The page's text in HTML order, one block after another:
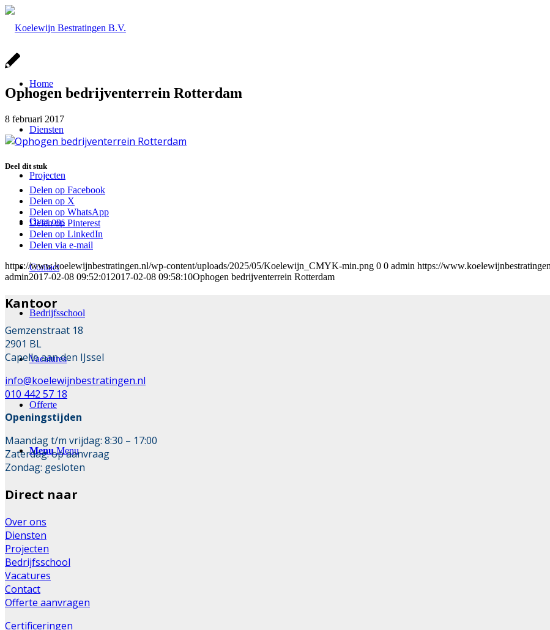
Home
Diensten
Projecten
Over ons
Contact
Bedrijfsschool
Vacatures
Offerte
Menu Menu
Ophogen bedrijventerrein Rotterdam
8 februari 2017
Deel dit stuk
Delen op Facebook
Delen op X
Delen op WhatsApp
Delen op Pinterest
Delen op LinkedIn
Delen via e-mail
https://www.koelewijnbestratingen.nl/wp-content/uploads/2025/05/Koelewijn_CMYK-min.png 0 0 admin https://
admin2017-02-08 09:52:01 2017-02-08 09:58:10Ophogen bedrijventerrein Rotterdam
Kantoor
Gemzenstraat 18
2901 BL
Capelle aan den IJssel
info@koelewijnbestratingen.nl
010 442 57 18
Openingstijden
Maandag t/m vrijdag: 8:30 – 17:00
Zaterdag: op aanvraag
Zondag: gesloten
Direct naar
Over ons
Diensten
Projecten
Bedrijfsschool
Vacatures
Contact
Offerte aanvragen
Certificeringen